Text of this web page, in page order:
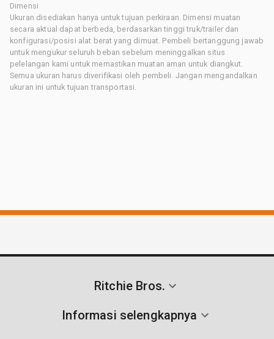
Dimensi
Ukuran disediakan hanya untuk tujuan perkiraan. Dimensi muatan
secara aktual dapat berbeda, berdasarkan tinggi truk/trailer dan
konfigurasi/posisi alat berat yang dimuat. Pembeli bertanggung jawab
untuk mengukur seluruh beban sebelum meninggalkan situs
pelelangan kami untuk memastikan muatan aman untuk diangkut.
Semua ukuran harus diverifikasi oleh pembeli. Jangan mengandalkan
ukuran ini untuk tujuan transportasi.
Ritchie Bros.
Informasi selengkapnya